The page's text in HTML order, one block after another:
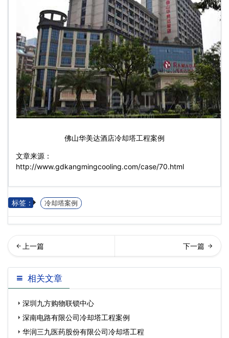
佛山华美达酒店冷却塔工程案例
文章来源：
http://www.gdkangmingcooling.com/case/70.html
标签： 冷却塔案例
圳佳兆业万豪酒店冷却塔… 海长隆横琴湾酒店冷却塔工
程
相关文章
深圳九方购物联锁中心
深南电路有限公司冷却塔工程案例
华润三九医药股份有限公司冷却塔工程